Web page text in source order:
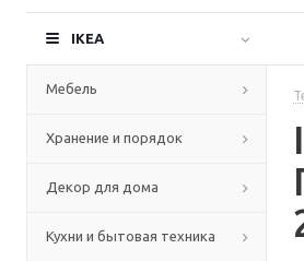
IKEA
Мебель
Хранение и порядок
Декор для дома
Кухни и бытовая техника